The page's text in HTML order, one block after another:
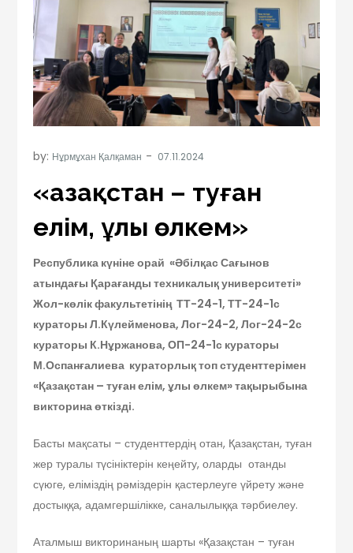
by: Нұрмұхан Қалқаман
«Қазақстан – туған
елім, ұлы өлкем»
Республика күніне орай «Әбілқас Сағынов
атындағы Қарағанды техникалық университеті»
Жол-көлік факультетінің ТТ-24-1, ТТ-24-1с
кураторы Л.Күлейменова, Лог-24-2, Лог-24-2с
кураторы К.Нұржанова, ОП-24-1с кураторы
М.Оспанғалиева кураторлық топ студенттерімен
«Қазақстан – туған елім, ұлы өлкем» тақырыбына
викторина өткізді.
Басты мақсаты – студенттердің отан, Қазақстан, туған
жер туралы түсініктерін кеңейту, оларды отанды
сүюге, еліміздің рәміздерін қастерлеуге үйрету және
достыққа, адамгершілікке, саналылыққа тәрбиелеу.
Аталмыш викторинаның шарты «Қазақстан – туған